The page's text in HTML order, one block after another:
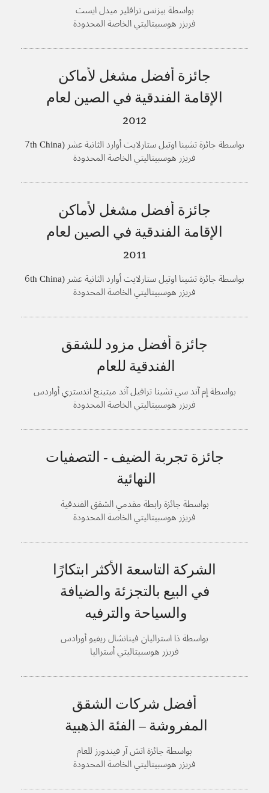
بواسطة بيزنس ترافلير ميدل ايست
فريزر هوسبيتاليتي الخاصة المحدودة
جائزة أفضل مشغل لأماكن
الإقامة الفندقية في الصين لعام
2012
بواسطة جائزة تشينا اوتيل ستارلايت أوارد الثانية عشر (7th China
Hotel Starlight Awards)، منتدى فندق مركز آسيا
فريزر هوسبيتاليتي الخاصة المحدودة
جائزة أفضل مشغل لأماكن
الإقامة الفندقية في الصين لعام
2011
بواسطة جائزة تشينا اوتيل ستارلايت أوارد الثانية عشر (6th China
Hotel Starlight Awards)، منتدى فندق مركز آسيا
فريزر هوسبيتاليتي الخاصة المحدودة
جائزة أفضل مزود للشقق
الفندقية للعام
بواسطة إم آند سي تشينا ترافيل آند ميتينج اندستري أواردس
فريزر هوسبيتاليتي الخاصة المحدودة
جائزة تجربة الضيف - التصفيات
النهائية
بواسطة جائزة رابطة مقدمي الشقق الفندقية
فريزر هوسبيتاليتي الخاصة المحدودة
الشركة التاسعة الأكثر ابتكارًا
في البيع بالتجزئة والضيافة
والسياحة والترفيه
بواسطة ذا استراليان فينانشال ريفيو أورادس
فريزر هوسبيتاليتي أستراليا
أفضل شركات الشقق
المفروشة – الفئة الذهبية
بواسطة جائزة اتش آر فيندورز للعام
فريزر هوسبيتاليتي الخاصة المحدودة